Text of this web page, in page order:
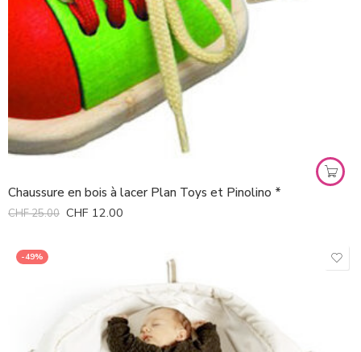
Chaussure en bois à lacer Plan Toys et Pinolino *
CHF25.00 CHF 12.00
-49%